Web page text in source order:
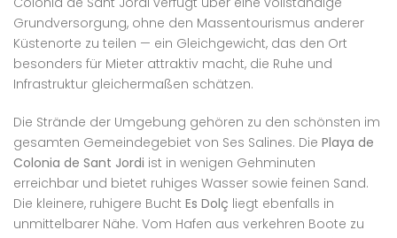
Grundversorgung, ohne den Massentourismus anderer
Küstenorte zu teilen — ein Gleichgewicht, das den Ort
besonders für Mieter attraktiv macht, die Ruhe und
Infrastruktur gleichermaßen schätzen.
Die Strände der Umgebung gehören zu den schönsten im
gesamten Gemeindegebiet von Ses Salines. Die Playa de
Colonia de Sant Jordi ist in wenigen Gehminuten
erreichbar und bietet ruhiges Wasser sowie feinen Sand.
Die kleinere, ruhigere Bucht Es Dolç liegt ebenfalls in
unmittelbarer Nähe. Vom Hafen aus verkehren Boote zu